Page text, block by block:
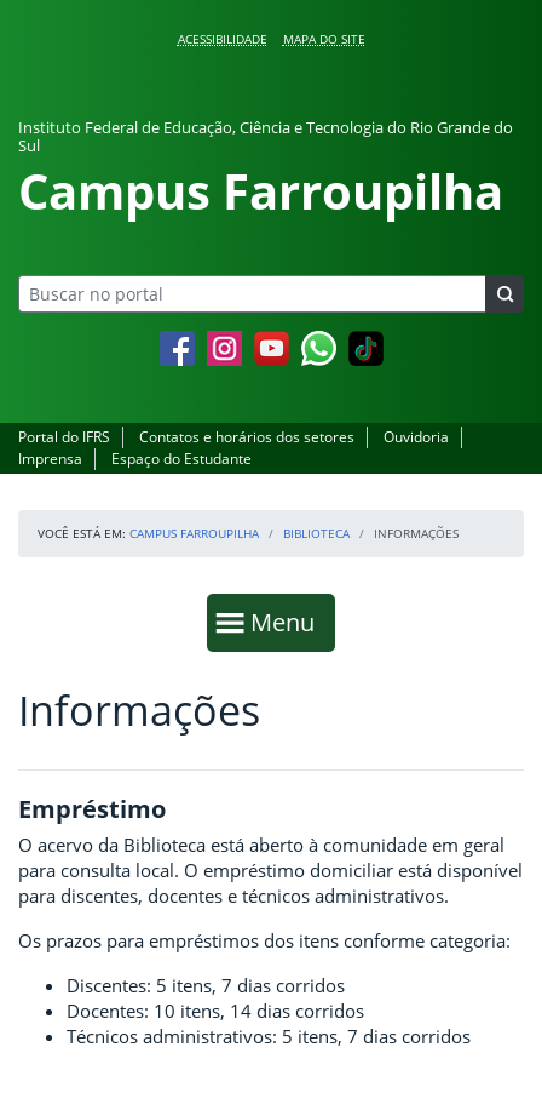
ACESSIBILIDADE MAPA DO SITE
Instituto Federal de Educação, Ciência e Tecnologia do Rio Grande do
Sul
Campus Farroupilha
FacebookInstagramYouTubeWhatsapp
Portal do IFRS Contatos e horários dos setores
Ouvidoria
Imprensa
Espaço do Estudante
VOCÊ ESTÁ EM: CAMPUS FARROUPILHA BIBLIOTECA INFORMAÇÕES
Mostrar
Menu
Fim da navegação
Início do conteúdo
Informações
Empréstimo
O acervo da Biblioteca está aberto à comunidade em geral
para consulta local. O empréstimo domiciliar está disponível
para discentes, docentes e técnicos administrativos.
Os prazos para empréstimos dos itens conforme categoria:
Discentes: 5 itens, 7 dias corridos
Docentes: 10 itens, 14 dias corridos
Técnicos administrativos: 5 itens, 7 dias corridos